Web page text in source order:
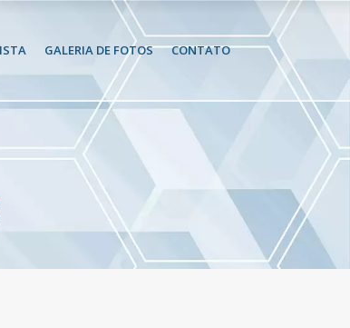
GALERIA DE FOTOS CONTATO